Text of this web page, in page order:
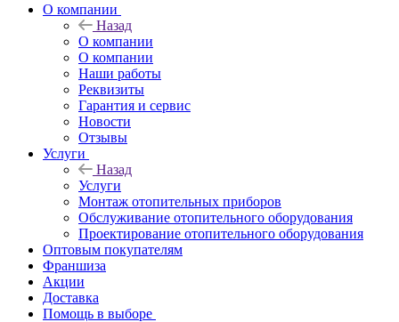
O компании
Назад
O компании
О компании
Наши работы
Реквизиты
Гарантия и сервис
Новости
Отзывы
Услуги
Назад
Услуги
Монтаж отопительных приборов
Обслуживание отопительного оборудования
Проектирование отопительного оборудования
Оптовым покупателям
Франшиза
Акции
Доставка
Помощь в выборе